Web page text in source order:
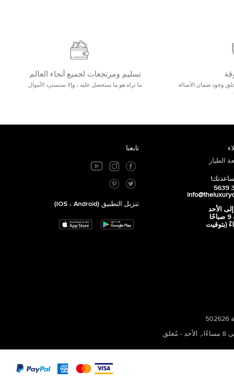
موثوقة وآمنة مع 25000+ خلق وجود ضمان الأصالة
تسليم ومرتجعات لجميع أنحاء العالم
ما تراه هو ما ستحصل عليه ، وإلا ستسترد الأموال
الطيار
الأحد
من الساعة 9 صباحًا
مساءً (بتوقيت
تابعنا
تنزيل التطبيق (iOS ، Android)
, الأحد - مُغلق